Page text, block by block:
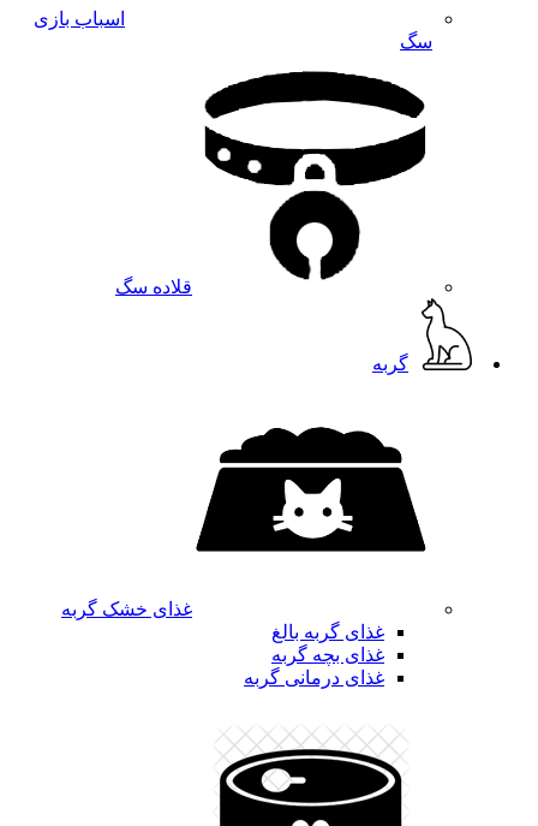
اسباب بازی
سگ
قلاده سگ
گربه
غذای خشک گربه
غذای گربه بالغ
غذای بچه گربه
غذای درمانی گربه